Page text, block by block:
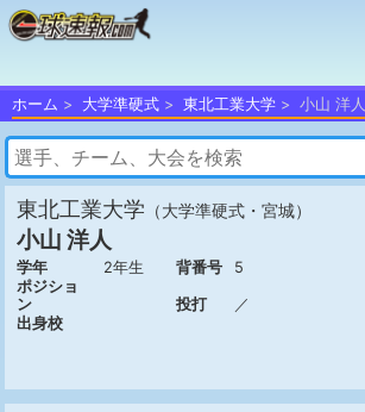
ホーム 大学準硬式 東北工業大学 小山 洋人
東北工業大学 （大学準硬式・宮城）
小山 洋人
学年 2年生 背番号
5
ポジショ
ン
投打
／
出身校